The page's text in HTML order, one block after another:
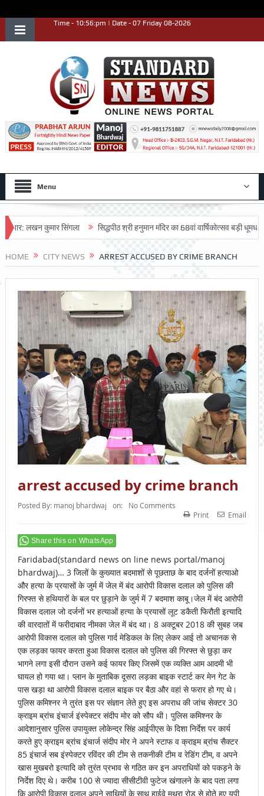
Time - 10:56:pm | Date - 07 Friday 08-2026
Menu
लखन कुमार सिंगला सिद्धपीठ श्री हनुमान मंदिर का 68वां वार्षिकोत्सव बड़ी धूमधाम से
HOME CITY NEWS ARREST ACCUSED BY CRIME BRANCH
arrest accused by crime branch
Posted By: manoj bhardwaj on:
No Comments
Print
Email
Share this on WhatsApp
Faridabad(standard news on line news portal/manoj
bhardwaj)… 3 जिलों के कुख्यात बदमाशों से पूछताछ के बाद दर्जनों हत्याओ
और हत्या के प्रयासों के जुर्म में जेल में बंद आरोपी विकास दलाल को पुलिस की
गिरफ्त से हथियारों के बल पर छुड़ाने के जुर्म में 7 बदमाश काबू।जेल में बंद आरोपी
विकास दलाल जो दर्जनों भर हत्याओं हत्या के प्रयासों लूट डकैती फिरौती इत्यादि
की वारदातों में फरीदाबाद नीमका जेल में बंद था। 8 अक्टूबर 2018 की सुबह जब
आरोपी विकास दलाल को पुलिस गार्द मेडिकल के लिए लेकर आई तो अचानक से
एक लड़का फायर करता हुआ विकास दलाल को पुलिस की गिरफ्त से छुड़ा कर
भागने लगा इसी दौरान उसने कई फायर किए जिसमें एक व्यक्ति आम आदमी भी
घायल हो गया था। प्लान के मुताबिक दूसरा लड़का बाइक स्टार्ट कर मेन गेट के
पास खड़ा था आरोपी विकास दलाल बाइक पर बैठा और वहां से फरार हो गए थे।
पुलिस कमिश्नर ने तुरंत इस पर संज्ञान लेते हुए इस अपराध की जांच सेक्टर 30
क्राइम ब्रांच इंचार्ज इंस्पेक्टर संदीप मोर को सौप थी। पुलिस कमिश्नर के
आदेशानुसार पुलिस उपायुक्त लोकेन्द्र सिंह आईपीएस के दिशा निर्देश पर कार्य
करते हुए क्राइम ब्रांच इंचार्ज संदीप मोर ने अपने स्टाफ व क्राइम ब्रांच सैक्टर
85 इंचार्ज सब इंस्पेक्टर रविंदर की टीम से तकनीकी टीम व रेडिंग टीम, व अपने
खास मुखबरो इत्यादि को तुरंत प्रभाव से गठित कर इन अपराधियों को पकड़ने के
निर्देश दिए थे। करीब 100 से ज्यादा सीसीटीवी फुटेज खंगालने के बाद पता लगा
कि आरोपी विकास दलाल अपने साथियों के साथ हाईवे मथुरा रोड से होते हुए यूपी